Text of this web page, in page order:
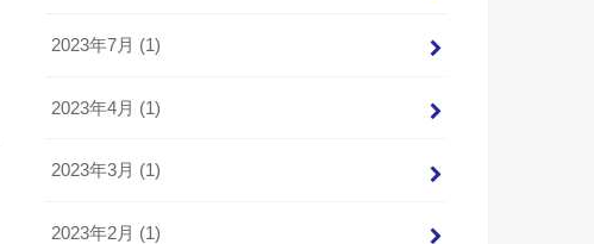
2023年7月 (1)
2023年4月 (1)
2023年3月 (1)
2023年2月 (1)